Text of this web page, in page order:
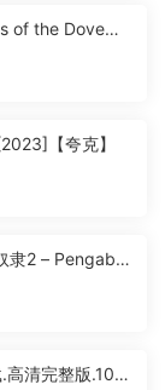
of the Dove
【夸克】
隶2 – Pengabdi
高清完整版.108